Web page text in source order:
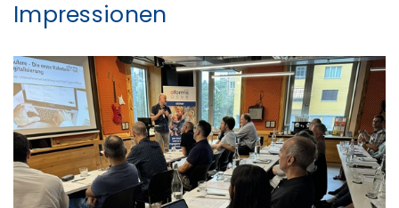
Impressionen